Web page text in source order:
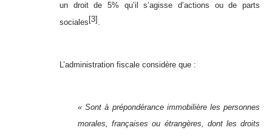
un droit de 5% qu’il s’agisse d’actions ou de parts
sociales [3] .
L’administration fiscale considère que :
« Sont à prépondérance immobilière les personnes
morales, françaises ou étrangères, dont les droits